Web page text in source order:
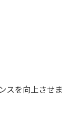
スを向上させま